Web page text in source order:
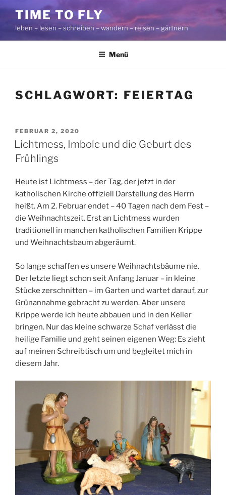
Zum
Inhalt
springen
TIME TO FLY
leben – lesen – schreiben – wandern – reisen – gärtnern
Menü
SCHLAGWORT: FEIERTAG
VERÖFFENTLICHT
AM
FEBRUAR 2, 2020
Lichtmess, Imbolc und die Geburt des
Frühlings
Heute ist Lichtmess – der Tag, der jetzt in der
katholischen Kirche offiziell Darstellung des Herrn
heißt. Am 2. Februar endet – 40 Tagen nach dem Fest –
die Weihnachtszeit. Erst an Lichtmess wurden
traditionell in manchen katholischen Familien Krippe
und Weihnachtsbaum abgeräumt.
So lange schaffen es unsere Weihnachtsbäume nie.
Der letzte liegt schon seit Anfang Januar – in kleine
Stücke zerschnitten – im Garten und wartet darauf, zur
Grünannahme gebracht zu werden. Aber unsere
Krippe werde ich heute abbauen und in den Keller
bringen. Nur das kleine schwarze Schaf verlässt die
heilige Familie und geht seinen eigenen Weg: Es zieht
auf meinen Schreibtisch um und begleitet mich in
diesem Jahr.